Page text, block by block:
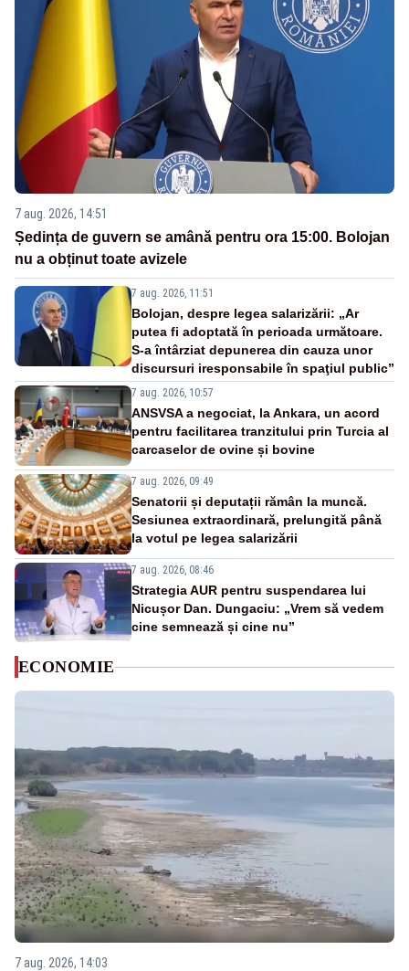
7 aug. 2026, 14:51
Ședința de guvern se amână pentru ora 15:00. Bolojan
nu a obținut toate avizele
7 aug. 2026, 11:51
Bolojan, despre legea salarizării: „Ar
putea fi adoptată în perioada următoare.
S-a întârziat depunerea din cauza unor
discursuri iresponsabile în spaţiul public”
7 aug. 2026, 10:57
ANSVSA a negociat, la Ankara, un acord
pentru facilitarea tranzitului prin Turcia al
carcaselor de ovine și bovine
7 aug. 2026, 09:49
Senatorii și deputații rămân la muncă.
Sesiunea extraordinară, prelungită până
la votul pe legea salarizării
7 aug. 2026, 08:46
Strategia AUR pentru suspendarea lui
Nicușor Dan. Dungaciu: „Vrem să vedem
cine semnează și cine nu”
ECONOMIE
7 aug. 2026, 14:03